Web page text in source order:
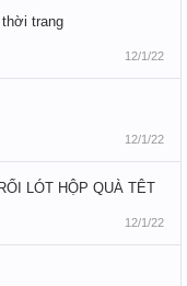
trang
12/1/22
12/1/22
LÓT HỘP QUÀ TÊT
12/1/22